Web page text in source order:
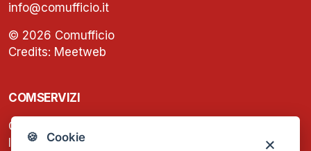
🍪 Cookie
info@comufficio.it
© 2026 Comufficio
Credits: Meetweb
COMSERVIZI
C.F. e P.IVA: 13474420158
Iscrizione REA Milano n. 1656740